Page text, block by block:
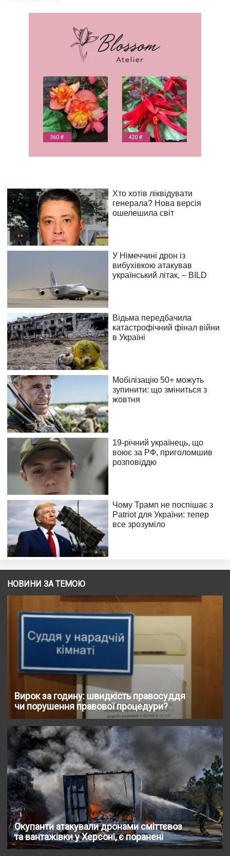
НОВИНИ ЗА ТЕМОЮ
Вирок за годину: швидкість правосуддя
чи порушення правової процедури?
Окупанти атакували дронами сміттєвоз
та вантажівки у Херсоні, є поранені